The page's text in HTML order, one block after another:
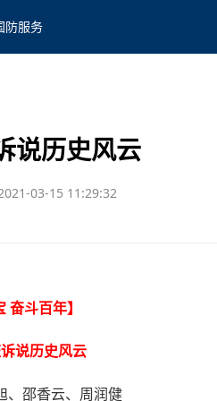
防服务
说历史风云
03-15 11:29:32
奋斗百年】
说历史风云
、邵香云、周润健